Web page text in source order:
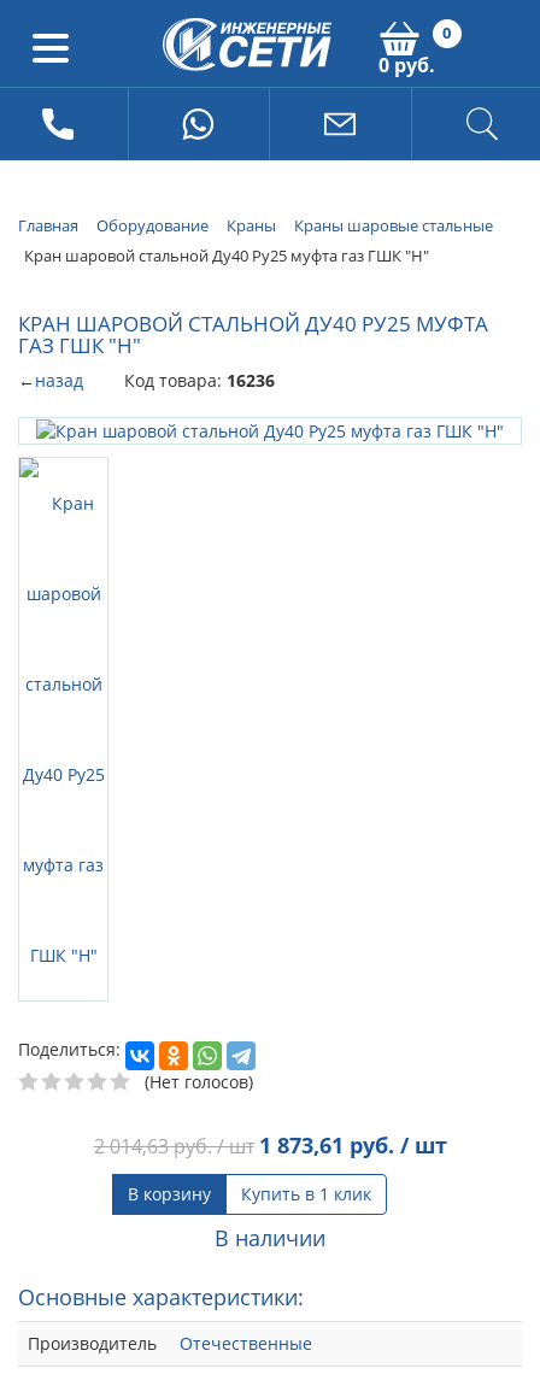
0
0 руб.
Главная Оборудование Краны
Краны шаровые стальные
Кран шаровой стальной Ду40 Ру25 муфта газ ГШК "Н"
КРАН ШАРОВОЙ СТАЛЬНОЙ ДУ40 РУ25 МУФТА
ГАЗ ГШК "Н"
←назад Код товара: 16236
Поделиться:
(Нет голосов)
2 014,63руб. / шт 1 873,61 руб. / шт
В корзину Купить в 1 клик
В наличии
Основные характеристики:
Производитель
Отечественные